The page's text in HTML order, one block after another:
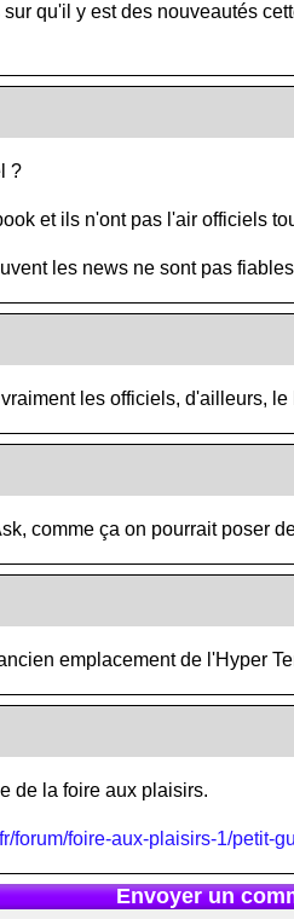
qu'il y est des nouveautés
?
et ils n'ont pas l'air officiels
les news ne sont pas
les officiels, d'ailleurs,
comme ça on pourrait poser
emplacement de l'Hyper
de la foire aux plaisirs.
forum/foire-aux-plaisirs-1/petit-
Envoyer un